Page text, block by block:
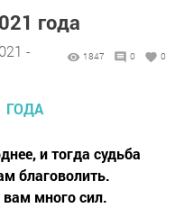
года
-
1847 0 0
и тогда судьба
благоволить.
вам много сил.